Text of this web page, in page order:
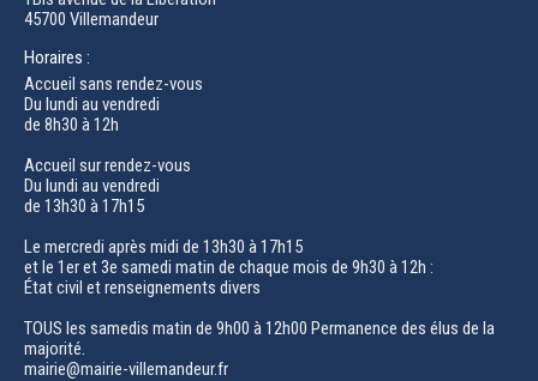
45700 Villemandeur
Horaires :
Accueil sans rendez-vous
Du lundi au vendredi
de 8h30 à 12h
Accueil sur rendez-vous
Du lundi au vendredi
de 13h30 à 17h15
Le mercredi après midi de 13h30 à 17h15
et le 1er et 3e samedi matin de chaque mois de 9h30 à 12h :
État civil et renseignements divers
TOUS les samedis matin de 9h00 à 12h00 Permanence des élus de la
majorité.
mairie@mairie-villemandeur.fr